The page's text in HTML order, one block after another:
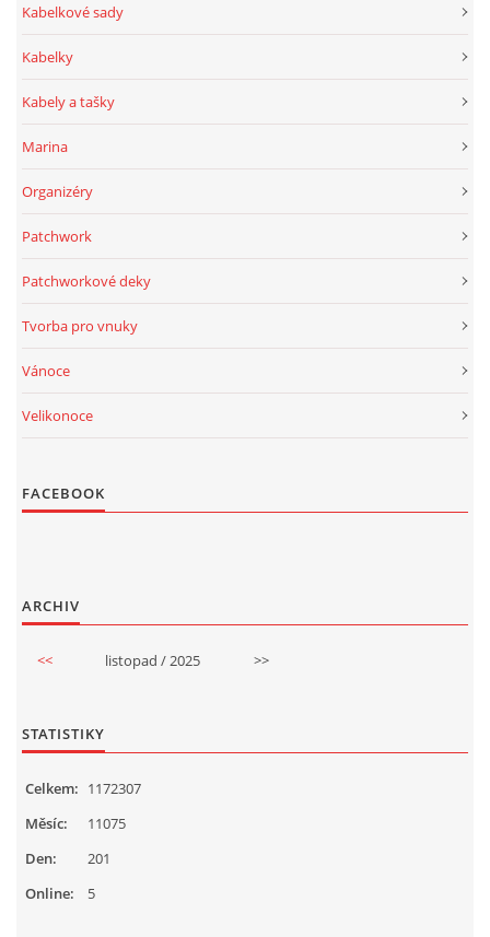
Kabelkové sady
Kabelky
Kabely a tašky
Marina
Organizéry
Patchwork
Patchworkové deky
Tvorba pro vnuky
Vánoce
Velikonoce
FACEBOOK
ARCHIV
<< listopad / 2025 >>
STATISTIKY
Online: 5
Celkem: 1172307
Měsíc:
11075
Den:
201